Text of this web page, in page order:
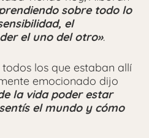
sobre todo lo
el
el uno del otro».
los que estaban allí
emocionado dijo
la vida poder estar
el mundo y cómo